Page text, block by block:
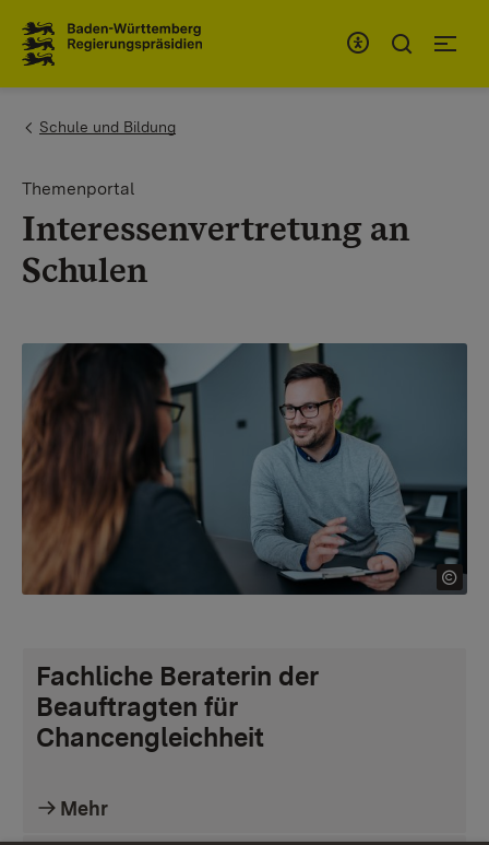
You are here:
Schule und Bildung
Themenportal
Interessenvertretung an
Schulen
Fachliche Beraterin der
Beauftragten für
Chancengleichheit
Mehr